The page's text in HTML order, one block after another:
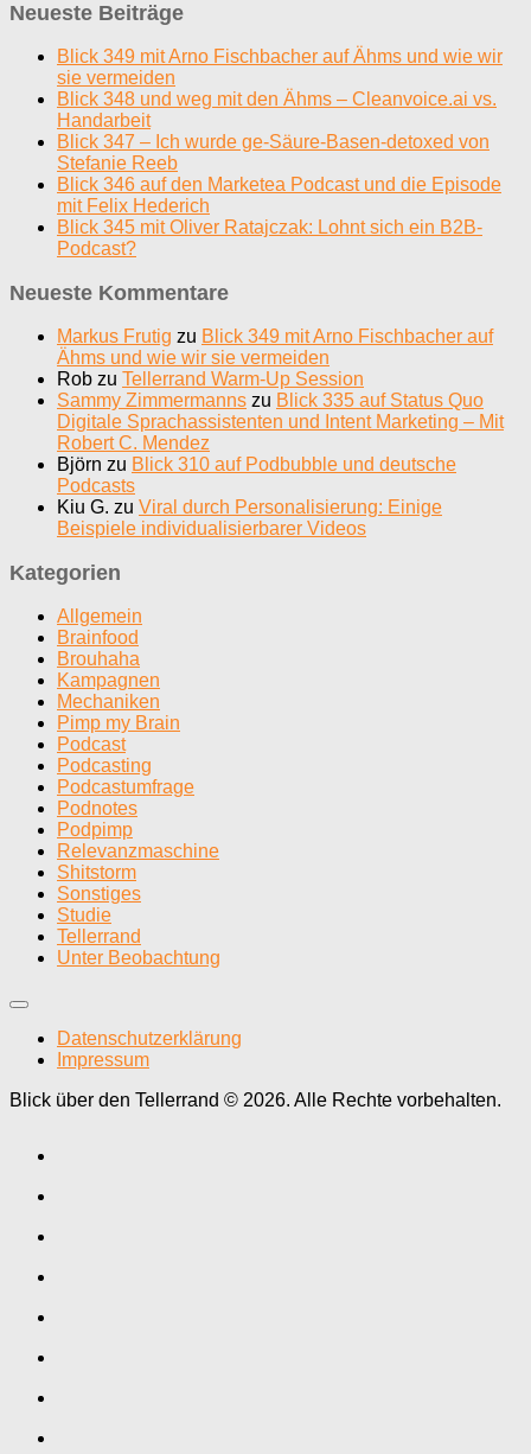
Neueste Beiträge
Blick 349 mit Arno Fischbacher auf Ähms und wie wir
sie vermeiden
Blick 348 und weg mit den Ähms – Cleanvoice.ai vs.
Handarbeit
Blick 347 – Ich wurde ge-Säure-Basen-detoxed von
Stefanie Reeb
Blick 346 auf den Marketea Podcast und die Episode
mit Felix Hederich
Blick 345 mit Oliver Ratajczak: Lohnt sich ein B2B-
Podcast?
Neueste Kommentare
Markus Frutig zu Blick 349 mit Arno Fischbacher auf
Ähms und wie wir sie vermeiden
Rob zu Tellerrand Warm-Up Session
Sammy Zimmermanns zu Blick 335 auf Status Quo
Digitale Sprachassistenten und Intent Marketing – Mit
Robert C. Mendez
Björn zu Blick 310 auf Podbubble und deutsche
Podcasts
Kiu G. zu Viral durch Personalisierung: Einige
Beispiele individualisierbarer Videos
Kategorien
Allgemein
Brainfood
Brouhaha
Kampagnen
Mechaniken
Pimp my Brain
Podcast
Podcasting
Podcastumfrage
Podnotes
Podpimp
Relevanzmaschine
Shitstorm
Sonstiges
Studie
Tellerrand
Unter Beobachtung
Datenschutzerklärung
Impressum
Blick über den Tellerrand © 2026. Alle Rechte vorbehalten.